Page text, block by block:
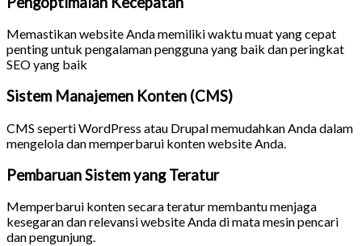
Memastikan website Anda memiliki waktu muat yang cepat
penting untuk pengalaman pengguna yang baik dan peringkat
SEO yang baik
Sistem Manajemen Konten (CMS)
CMS seperti WordPress atau Drupal memudahkan Anda dalam
mengelola dan memperbarui konten website Anda.
Pembaruan Sistem yang Teratur
Memperbarui konten secara teratur membantu menjaga
kesegaran dan relevansi website Anda di mata mesin pencari
dan pengunjung.